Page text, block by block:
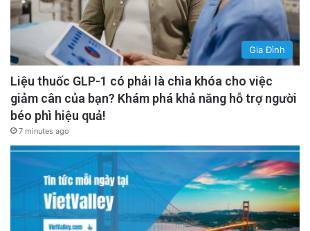
Gia Đình
Liệu thuốc GLP-1 có phải là chìa khóa cho việc
giảm cân của bạn? Khám phá khả năng hỗ trợ người
béo phì hiệu quả!
7 minutes ago